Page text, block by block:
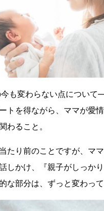
も変わらない点について
トを得ながら、ママが愛
わること。
たり前のことですが、マ
しかけ、『親子がしっか
な部分は、ずっと変わって